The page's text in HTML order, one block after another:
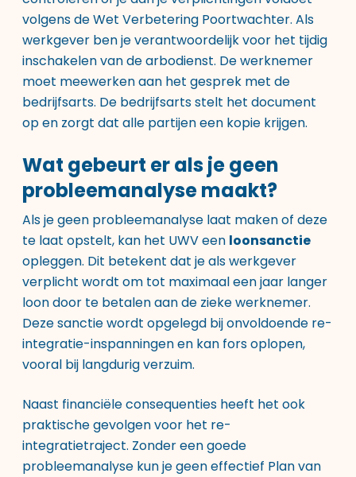
volgens de Wet Verbetering Poortwachter. Als
werkgever ben je verantwoordelijk voor het tijdig
inschakelen van de arbodienst. De werknemer
moet meewerken aan het gesprek met de
bedrijfsarts. De bedrijfsarts stelt het document
op en zorgt dat alle partijen een kopie krijgen.
Wat gebeurt er als je geen
probleemanalyse maakt?
Als je geen probleemanalyse laat maken of deze
te laat opstelt, kan het UWV een loonsanctie
opleggen. Dit betekent dat je als werkgever
verplicht wordt om tot maximaal een jaar langer
loon door te betalen aan de zieke werknemer.
Deze sanctie wordt opgelegd bij onvoldoende re-
integratie-inspanningen en kan fors oplopen,
vooral bij langdurig verzuim.
Naast financiële consequenties heeft het ook
praktische gevolgen voor het re-
integratietraject. Zonder een goede
probleemanalyse kun je geen effectief Plan van